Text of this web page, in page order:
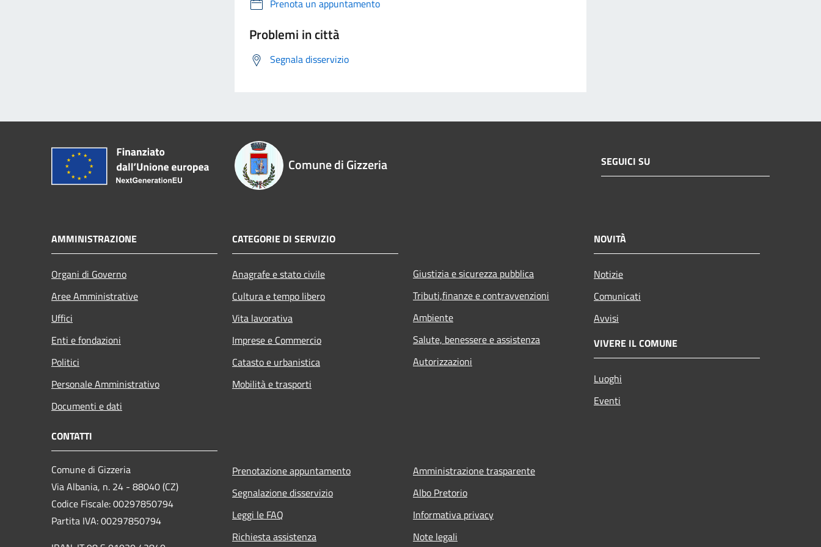
Prenota un appuntamento
Problemi in città
Segnala disservizio
Comune di Gizzeria SEGUICI SU
AMMINISTRAZIONE
Organi di Governo
Aree Amministrative
Uffici
Enti e fondazioni
Politici
Personale Amministrativo
Documenti e dati
CATEGORIE DI SERVIZIO
Anagrafe e stato civile
Cultura e tempo libero
Vita lavorativa
Imprese e Commercio
Catasto e urbanistica
Mobilità e trasporti
Giustizia e sicurezza pubblica
Tributi,finanze e contravvenzioni
Ambiente
Salute, benessere e assistenza
Autorizzazioni
NOVITÀ
Notizie
Comunicati
Avvisi
VIVERE IL COMUNE
Luoghi
Eventi
CONTATTI
Comune di Gizzeria
Via Albania, n. 24 - 88040 (CZ)
Codice Fiscale: 00297850794
Partita IVA: 00297850794
Prenotazione appuntamento
Segnalazione disservizio
Leggi le FAQ
Richiesta assistenza
Amministrazione trasparente
Albo Pretorio
Informativa privacy
Note legali